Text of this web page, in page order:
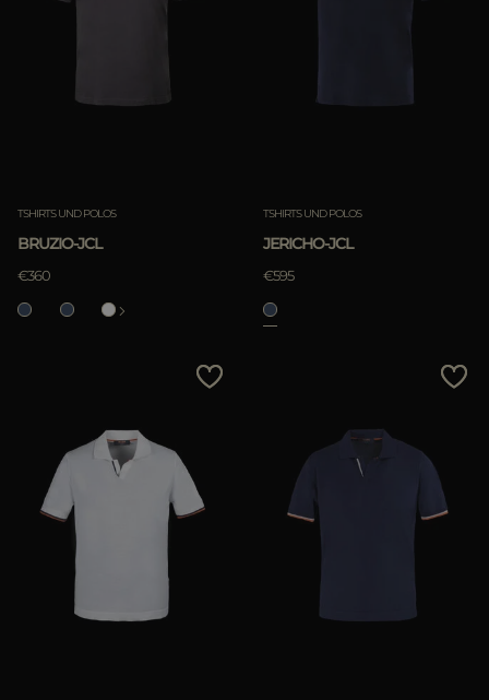
TSHIRTS UND POLOS
BRUZIO-JCL
€360
TSHIRTS UND POLOS
JERICHO-JCL
€595